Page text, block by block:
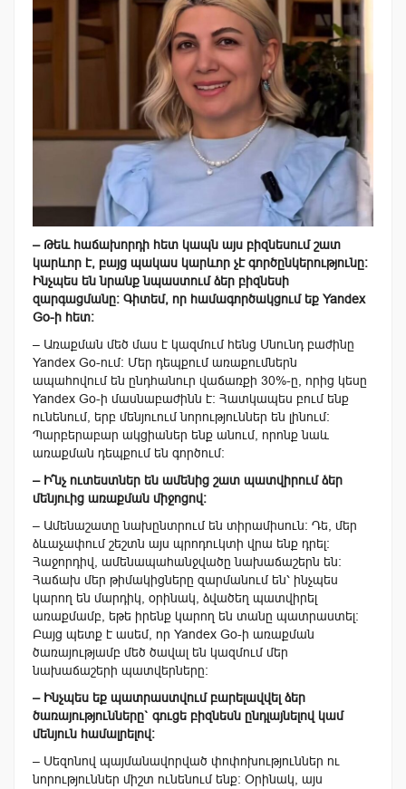
– Թեև հաճախորդի հետ կապն այս բիզնեսում շատ
կարևոր է, բայց պակաս կարևոր չէ գործընկերությունը:
Ինչպես են նրանք նպաստում ձեր բիզնեսի
զարգացմանը։ Գիտեմ, որ համագործակցում եք Yandex
Go-ի հետ։
– Առաքման մեծ մաս է կազմում հենց Սնունդ բաժինը
Yandex Go-ում: Մեր դեպքում առաքումներն
ապահովում են ընդհանուր վաճառքի 30%-ը, որից կեսը
Yandex Go-ի մասնաբաժինն է: Հատկապես բում ենք
ունենում, երբ մենյուում նորություններ են լինում:
Պարբերաբար ակցիաներ ենք անում, որոնք նաև
առաքման դեպքում են գործում:
– Ի՞նչ ուտեստներ են ամենից շատ պատվիրում ձեր
մենյուից առաքման միջոցով։
– Ամենաշատը նախընտրում են տիրամիսուն: Դե, մեր
ձևաչափում շեշտն այս պրոդուկտի վրա ենք դրել:
Հաջորդիվ, ամենապահանջվածը նախաճաշերն են:
Հաճախ մեր թիմակիցները զարմանում են՝ ինչպես
կարող են մարդիկ, օրինակ, ձվածեղ պատվիրել
առաքմամբ, եթե իրենք կարող են տանը պատրաստել:
Բայց պետք է ասեմ, որ Yandex Go-ի առաքման
ծառայությամբ մեծ ծավալ են կազմում մեր
նախաճաշերի պատվերները:
– Ինչպես եք պատրաստվում բարելավվել ձեր
ծառայությունները` գուցե բիզնեսն ընդլայնելով կամ
մենյուն համալրելով։
– Սեզոնով պայմանավորված փոփոխություններ ու
նորություններ միշտ ունենում ենք: Օրինակ, այս